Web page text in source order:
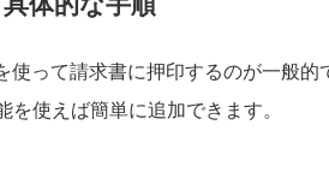
って請求書に押印するのが一般的
使えば簡単に追加できます。